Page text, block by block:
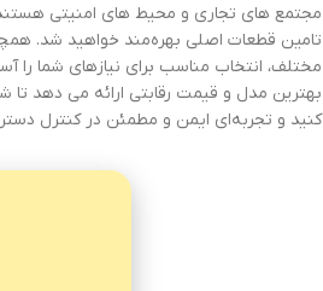
مجتمع های تجاری و محیط های امنیتی
تامین قطعات اصلی بهره‌مند خواهید شد.
بهترین مدل و قیمت رقابتی ارائه می دهد تا
کنید و تجربه‌ای ایمن و مطمئن در کنترل